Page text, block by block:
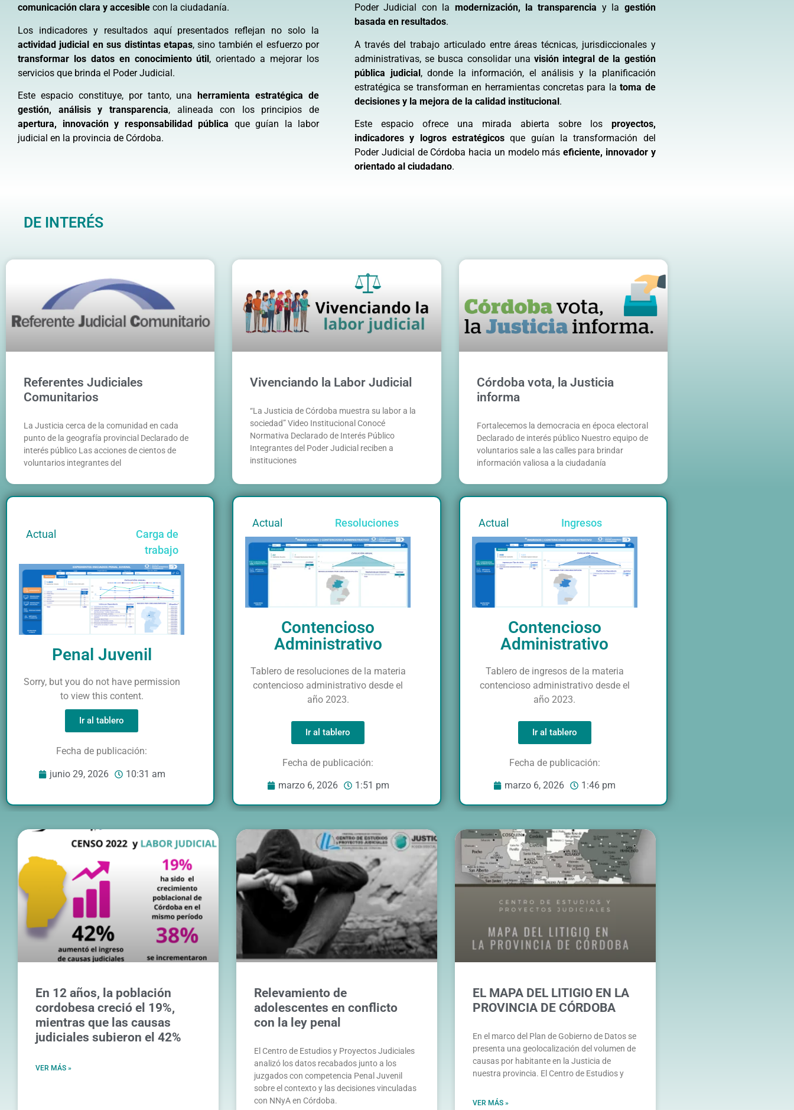
comunicación clara y accesible con la ciudadanía.
Los indicadores y resultados aquí presentados reflejan no solo la
actividad judicial en sus distintas etapas, sino también el esfuerzo por
transformar los datos en conocimiento útil, orientado a mejorar los
servicios que brinda el Poder Judicial.
Este espacio constituye, por tanto, una
herramienta estratégica de
gestión, análisis y transparencia, alineada con los principios de
apertura, innovación y responsabilidad pública que guían la labor
judicial en la provincia de Córdoba.
Poder Judicial con la modernización, la transparencia y la gestión
basada en resultados.
A través del trabajo articulado entre áreas técnicas, jurisdiccionales y
administrativas, se busca consolidar una visión integral de la gestión
pública judicial, donde la información, el análisis y la planificación
estratégica se transforman en herramientas concretas para latoma de
decisiones y la mejora de la calidad institucional.
Este espacio ofrece una mirada abierta sobre los proyectos,
indicadores y logros estratégicosque guían la transformación del
Poder Judicial de Córdoba hacia un modelo más eficiente, innovador y
orientado al ciudadano.
DE INTERÉS
Referentes Judiciales
Comunitarios
La Justicia cerca de la comunidad en cada
punto de la geografía provincial Declarado de
interés público Las acciones de cientos de
voluntarios integrantes del
Vivenciando la Labor Judicial
“La Justicia de Córdoba muestra su labor a la
sociedad” Video Institucional Conocé
Normativa Declarado de Interés Público
Integrantes del Poder Judicial reciben a
instituciones
Córdoba vota, la Justicia
informa
Fortalecemos la democracia en época electoral
Declarado de interés público Nuestro equipo de
voluntarios sale a las calles para brindar
información valiosa a la ciudadanía
Actual
Carga de
trabajo
Penal Juvenil
Sorry, but you do not have permission
to view this content.
Ir al tablero
Fecha de publicación:
junio 29, 2026 10:31 am
Actual Resoluciones
Contencioso
Administrativo
Tablero de resoluciones de la materia
contencioso administrativo desde el
año 2023.
Ir al tablero
Fecha de publicación:
marzo 6, 2026 1:51 pm
Actual Ingresos
Contencioso
Administrativo
Tablero de ingresos de la materia
contencioso administrativo desde el
año 2023.
Ir al tablero
Fecha de publicación:
marzo 6, 2026 1:46 pm
En 12 años, la población
cordobesa creció el 19%,
mientras que las causas
judiciales subieron el 42%
VER MÁS »
Relevamiento de
adolescentes en conflicto
con la ley penal
El Centro de Estudios y Proyectos Judiciales
analizó los datos recabados junto a los
juzgados con competencia Penal Juvenil
sobre el contexto y las decisiones vinculadas
con NNyA en Córdoba.
EL MAPA DEL LITIGIO EN LA
PROVINCIA DE CÓRDOBA
En el marco del Plan de Gobierno de Datos se
presenta una geolocalización del volumen de
causas por habitante en la Justicia de
nuestra provincia. El Centro de Estudios y
VER MÁS »